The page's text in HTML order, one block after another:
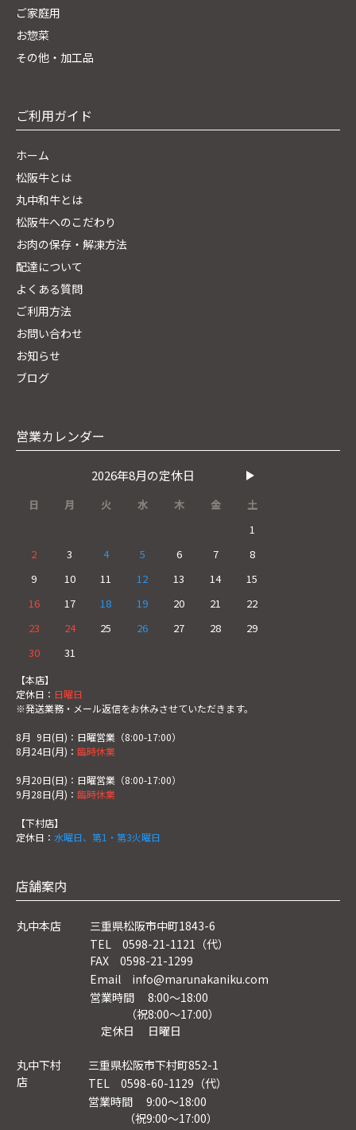
ご家庭用
お惣菜
その他・加工品
ご利用ガイド
ホーム
松阪牛とは
丸中和牛とは
松阪牛へのこだわり
お肉の保存・解凍方法
配達について
よくある質問
ご利用方法
お問い合わせ
お知らせ
ブログ
営業カレンダー
2026年8月の定休日
日 月 火 水 木 金
土
1
2
3 4 5 6 7
8
9
10 11 12 13 14
15
16
17 18 19 20 21
22
23
24 25 26 27 28
29
30
31
【本店】
定休日： 日曜日
※発送業務・メール返信をお休みさせていただきます。
8月 9日(日)：日曜営業（8:00-17:00）
8月24日(月)： 臨時休業
9月20日(日)：日曜営業（8:00-17:00）
9月28日(月)： 臨時休業
【下村店】
定休日： 水曜日、第1・第3火曜日
店舗案内
丸中本店
三重県松阪市中町1843-6
TEL 0598-21-1121（代）
FAX 0598-21-1299
Email info@marunakaniku.com
営業時間 8:00～18:00
（祝8:00〜17:00）
定休日 日曜日
丸中下村
店
三重県松阪市下村町852-1
TEL 0598-60-1129（代）
営業時間 9:00～18:00
（祝9:00〜17:00）